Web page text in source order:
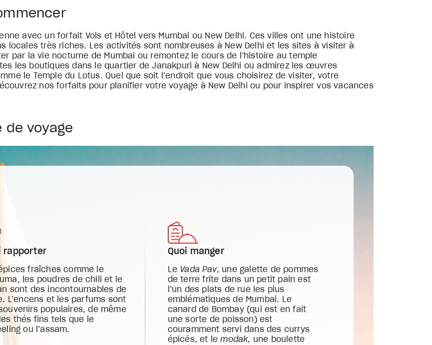
avec un forfait Vols et Hôtel vers Mumbai ou New Delhi. Ces villes ont une histoire
locales très riches. Les activités sont nombreuses à New Delhi et les sites à visiter à
par la vie nocturne de Mumbai ou remontez le cours de l’histoire au temple
les boutiques dans le quartier de Janakpuri à New Delhi ou admirez les œuvres
le Temple du Lotus. Quel que soit l’endroit que vous choisirez de visiter, votre
nos forfaits pour planifier votre voyage à New Delhi ou pour inspirer vos vacances
de voyage
rapporter
épices fraîches comme le
les poudres de chili et le
sont des incontournables de
L’encens et les parfums sont
populaires, de même
thés fins tels que le
ou l’assam.
Quoi manger
Le Vada Pav, une galette de pommes
de terre frite dans un petit pain est
l’un des plats de rue les plus
emblématiques de Mumbai. Le
canard de Bombay (qui est en fait
une sorte de poisson) est
couramment servi dans des currys
épicés, et lemodak, une boulette